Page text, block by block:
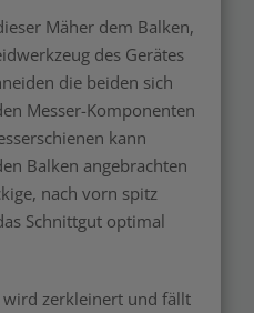
Mäher dem Balken,
des Gerätes
die beiden sich
Messer-Komponenten
kann
Balken angebrachten
nach vorn spitz
Schnittgut optimal
wird zerkleinert und fällt